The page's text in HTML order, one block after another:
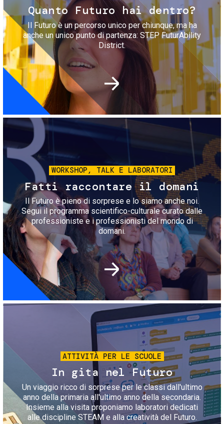
Quanto Futuro hai dentro?
Il Futuro è un percorso unico per chiunque, ma ha
anche un unico punto di partenza: STEP FuturAbility
District.
Immagine
WORKSHOP, TALK E LABORATORI
Fatti raccontare il domani
Il Futuro è pieno di sorprese e lo siamo anche noi.
Segui il programma scientifico-culturale curato dalle
professioniste e i professionisti del mondo di
domani.
Immagine
ATTIVITÀ PER LE SCUOLE
In gita nel Futuro
Un viaggio ricco di sorprese per le classi dall'ultimo
anno della primaria all'ultimo anno della secondaria.
Insieme alla visita proponiamo laboratori dedicati
alle discipline STEAM e alla creatività del Futuro.